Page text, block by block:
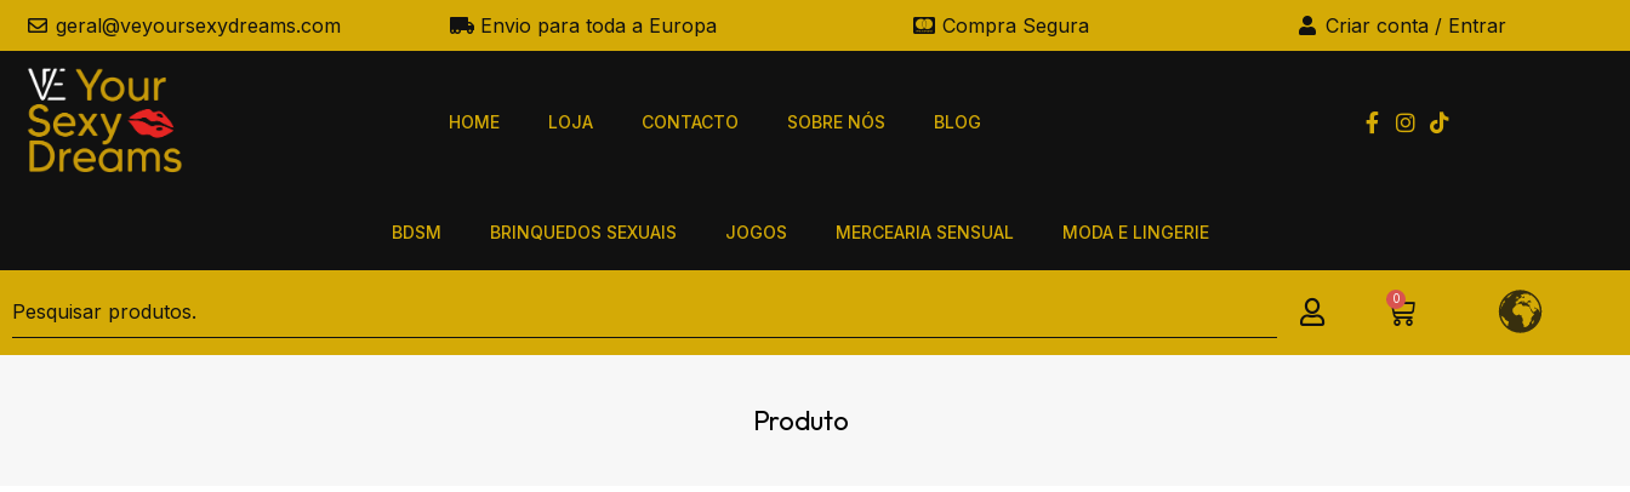
geral@veyoursexydreams.com Envio para toda a Europa Compra Segura Criar conta / Entrar
HOME LOJA CONTACTO SOBRE NÓS BLOG
BDSM BRINQUEDOS SEXUAIS JOGOS MERCEARIA SENSUAL MODA E LINGERIE
0
Produto